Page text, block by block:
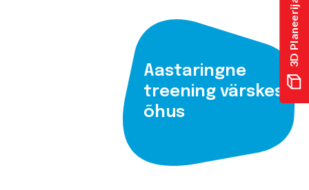
3D Planeerija
Aastaringne
treening värskes
õhus